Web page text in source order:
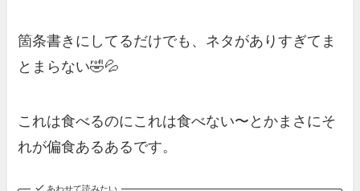
箇条書きにしてるだけでも、ネタがありすぎてま
とまらない🤣💦
これは食べるのにこれは食べない〜とかまさにそ
れが偏食あるあるです。
あわせて読みたい